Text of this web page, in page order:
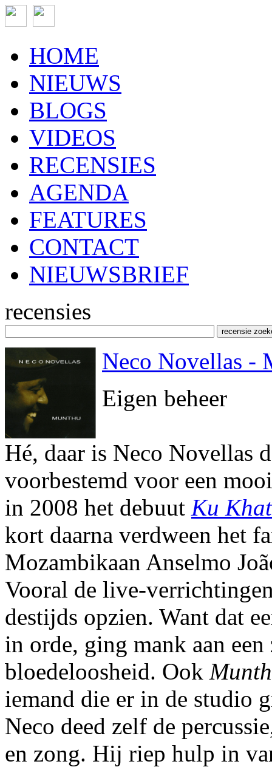
HOME
NIEUWS
BLOGS
VIDEOS
RECENSIES
AGENDA
FEATURES
CONTACT
NIEUWSBRIEF
recensies
Neco Novellas -
Eigen beheer
Hé, daar is Neco Novellas
voorbestemd voor een
in 2008 het debuut Ku
kort daarna verdween het
Mozambikaan Anselmo
Vooral de live-
destijds opzien. Want dat
in orde, ging mank aan
bloedeloosheid. Ook
iemand die er in de studio
Neco deed zelf de
en zong. Hij riep hulp in